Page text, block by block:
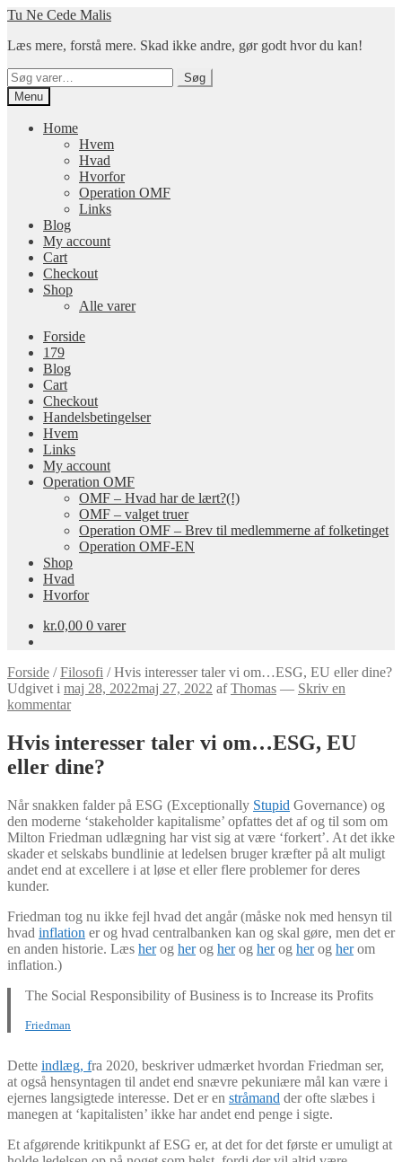
Spring
navigation
Spring
indhold
Tu Ne Cede Malis
Læs mere, forstå mere. Skad ikke andre, gør godt hvor du kan!
Søg
efter:
Søg
Menu
Home
Hvem
Hvad
Hvorfor
Operation OMF
Links
Blog
My account
Cart
Checkout
Shop
Alle varer
Forside
179
Blog
Cart
Checkout
Handelsbetingelser
Hvem
Links
My account
Operation OMF
OMF – Hvad har de lært?(!)
OMF – valget truer
Operation OMF – Brev til medlemmerne af folketinget
Operation OMF-EN
Shop
Hvad
Hvorfor
kr.0,00 0 varer
Forside /Filosofi /Hvis interesser taler vi om…ESG, EU eller dine?
Udgivet i maj 28, 2022maj 27, 2022 afThomas — Skriv en
kommentar
Hvis interesser taler vi om…ESG, EU
eller dine?
Når snakken falder på ESG (Exceptionally Stupid Governance) og
den moderne ‘stakeholder kapitalisme’ opfattes det af og til som om
Milton Friedman udlægning har vist sig at være ‘forkert’. At det ikke
skader et selskabs bundlinie at ledelsen bruger kræfter på alt muligt
andet end at excellere i at løse et eller flere problemer for deres
kunder.
Friedman tog nu ikke fejl hvad det angår (måske nok med hensyn til
hvad inflation er og hvad centralbanken kan og skal gøre, men det er
en anden historie. Læs herog herog herog herog herog herom
inflation.)
The Social Responsibility of Business is to Increase its Profits
Friedman
Dette indlæg, fra 2020, beskriver udmærket hvordan Friedman ser,
at også hensyntagen til andet end snævre pekuniære mål kan være i
ejernes langsigtede interesse. Det er en stråmand der ofte slæbes i
manegen at ‘kapitalisten’ ikke har andet end penge i sigte.
Et afgørende kritikpunkt af ESG er, at det for det første er umuligt at